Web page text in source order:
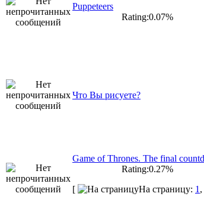
Puppeteers
Rating:0.07%
Что Вы рисуете?
Game of Thrones. The final
Rating:0.27%
[
На страницу: 1 ,